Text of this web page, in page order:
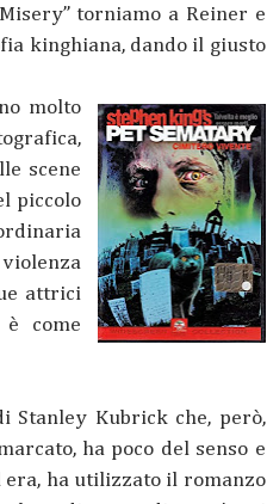
torniamo a Reiner e
kinghiana, dando il giusto
molto
scene
piccolo
attrici
come
Stanley Kubrick che, però,
ha poco del senso e
era, ha utilizzato il romanzo